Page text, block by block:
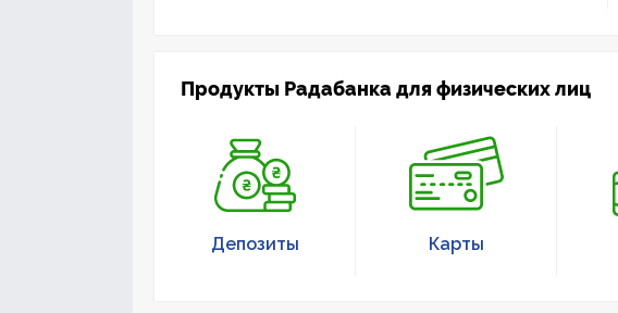
Продукты Радабанка для физических лиц
Депозиты Карты